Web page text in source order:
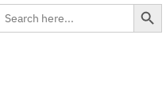
Search
Search Button